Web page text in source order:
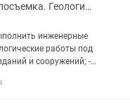
Геодезист. Топосъемка. Геологические изыскания. Инженерная геология.
инженерные
работы под
и сооружений; -
инженерных